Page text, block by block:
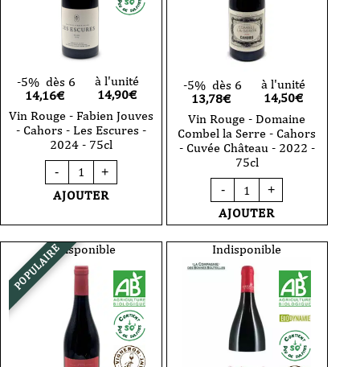
150cl
magnum
du
Causse
-
2024
75cl
-5% dès 6
14,16€
à l'unité
14,90€
Vin Rouge - Fabien Jouves
- Cahors - Les Escures -
2024 - 75cl
-
quantité
de
Vin
Rouge
Fabien
Jouves
-
Cahors
Les
Escures
-
2024
75cl
+
AJOUTER
-5% dès 6
13,78€
à l'unité
14,50€
Vin Rouge - Domaine
Combel la Serre - Cahors
- Cuvée Château - 2022 -
75cl
-
quantité
de
Vin
Rouge
Domaine
Combel
la
Serre
Cahors
-
Cuvée
Château
+
AJOUTER
POPULAIREIndisponible Indisponible